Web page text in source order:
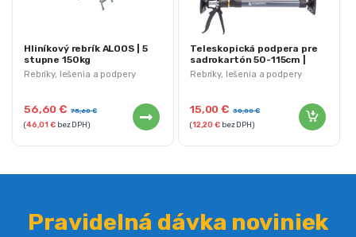
Rebríky, lešenia a podpery
Hliníkový rebrík ALOOS | 5
stupne 150kg
56,60€ 75,60€
(46,01€bez DPH)
Rebríky, lešenia a podpery
Teleskopická podpera pre
sadrokartón 50-115cm |
PM-PT-50115T
15,00€ 30,00€
(12,20€bez DPH)
Pravidelná dávka noviniek